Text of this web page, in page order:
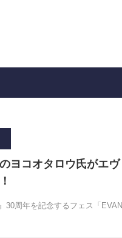
ヨコオタロウ氏がエ
』30周年を記念するフェス「